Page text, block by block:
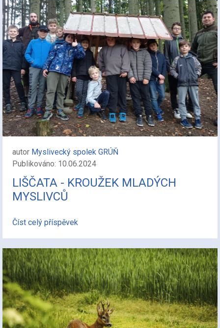
autor Myslivecký spolek GRÚŇ
Publikováno: 10.06.2024
LIŠČATA - KROUŽEK MLADÝCH
MYSLIVCŮ
Číst celý příspěvek